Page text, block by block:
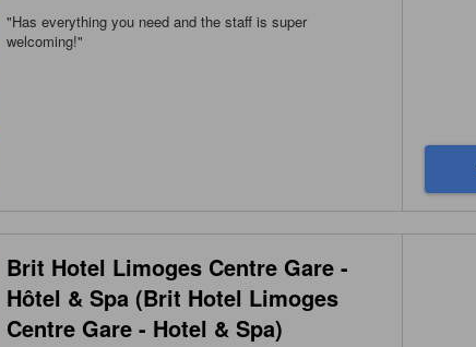
"Has everything you need and the staff is super
welcoming!"
Brit Hotel Limoges Centre Gare -
Hôtel & Spa (Brit Hotel Limoges
Centre Gare - Hotel & Spa)